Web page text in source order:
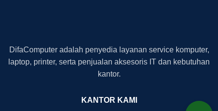
DifaComputer adalah penyedia layanan service komputer,
laptop, printer, serta penjualan aksesoris IT dan kebutuhan
kantor.
KANTOR KAMI